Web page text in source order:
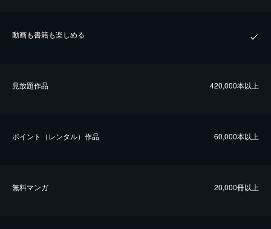
動画も書籍も楽しめる
⾒放題作品 420,000本以上
ポイント（レンタル）作品 60,000本以上
無料マンガ 20,000冊以上